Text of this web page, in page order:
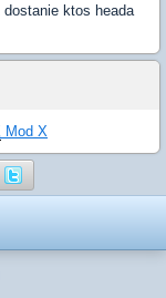
ktos heada
Mod X